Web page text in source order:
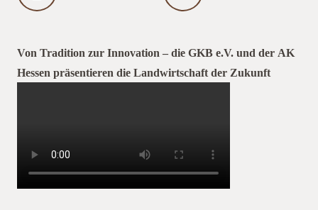
Von Tradition zur Innovation – die GKB e.V. und der AK
Hessen präsentieren die Landwirtschaft der Zukunft